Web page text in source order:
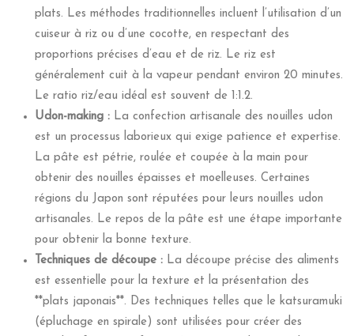
plats. Les méthodes traditionnelles incluent l’utilisation d’un
cuiseur à riz ou d’une cocotte, en respectant des
proportions précises d’eau et de riz. Le riz est
généralement cuit à la vapeur pendant environ 20 minutes.
Le ratio riz/eau idéal est souvent de 1:1.2.
Udon-making : La confection artisanale des nouilles udon
est un processus laborieux qui exige patience et expertise.
La pâte est pétrie, roulée et coupée à la main pour
obtenir des nouilles épaisses et moelleuses. Certaines
régions du Japon sont réputées pour leurs nouilles udon
artisanales. Le repos de la pâte est une étape importante
pour obtenir la bonne texture.
Techniques de découpe : La découpe précise des aliments
est essentielle pour la texture et la présentation des
**plats japonais**. Des techniques telles que le katsuramuki
(épluchage en spirale) sont utilisées pour créer des